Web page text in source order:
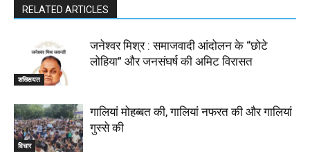
RELATED ARTICLES
शख्सियत
जनेश्वर मिश्र : समाजवादी आंदोलन के “छोटे
लोहिया” और जनसंघर्ष की अमिट विरासत
विचार
गालियां मोहब्बत की, गालियां नफरत की और गालियां
गुस्से की